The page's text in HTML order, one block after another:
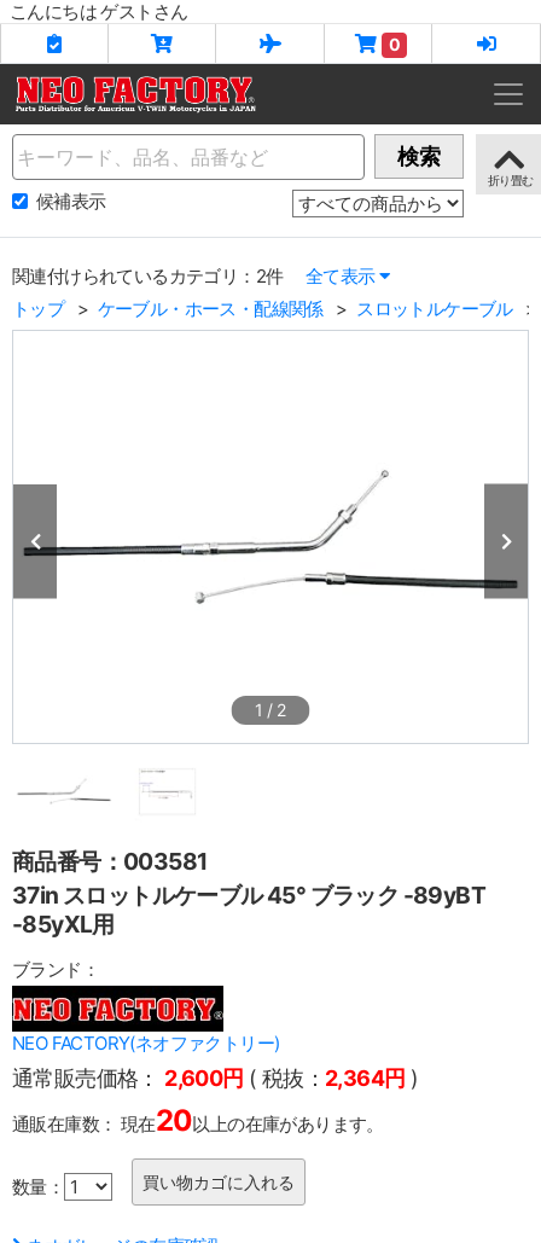
こんにちは ゲストさん
0
Name 検索
候補表示
関連付けられているカテゴリ：2件
全て表示
トップ
ケーブル・ホース・配線関係 スロットルケーブル
1 / 2
商品番号：003581
37in スロットルケーブル 45° ブラック -89yBT
-85yXL用
ブランド：
NEO FACTORY(ネオファクトリー)
通常販売価格： 2,600円 ( 税抜： 2,364円 )
通販在庫数： 現在20以上の在庫があります。
数量：